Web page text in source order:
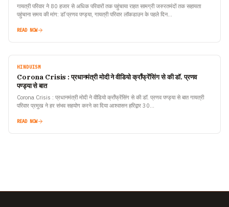
गायत्री परिवार ने 80 हजार से अधिक परिवारों तक पहुंचाया राहत सामग्री जरुरतमंदों तक सहायता
पहुंचाना समय की मांग: डाॅ प्रणव पण्ड्या, गायत्री परिवार लॉकडाउन के पहले दिन…
READ NOW
HINDUISM
Corona Crisis : प्रधानमंत्री मोदी ने वीडियो क्रॉंफ्रेंसिंग से की डॉ. प्रणव
पण्ड्या से बात
Corona Crisis : प्रधानमंत्री मोदी ने वीडियो क्रॉंफ्रेंसिंग से की डॉ. प्रणव पण्ड्या से बात गायत्री
परिवार प्रमुख ने हर संभव सहयोग करने का दिया आश्वासन हरिद्वार 30…
READ NOW